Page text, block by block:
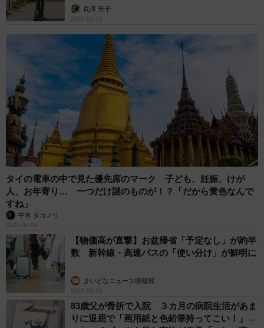
説】長澤 芳子
2026.08.06
タイの電車の中で見た優先席のマーク 子ども、妊娠、けが
人、お年寄り… 一つだけ謎のものが！？「だから黄色なんで
すね」
中将 タカノリ
2026.08.06
【物価高が直撃】お盆帰省「予定なし」が約半
数 新幹線・高速バスの「使い分け」が鮮明に
まいどなニュース情報部
2026.08.06
83歳父が骨折で入院 ３カ月の病院生活があま
りに退屈で「画用紙と色鉛筆持ってこい！」→